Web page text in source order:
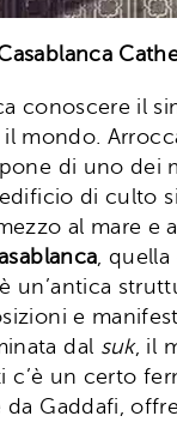
conoscere il
il mondo.
di uno dei
di culto
al mare e
,
un’antica
e
dal suk, il
c’è un certo
Gaddafi,